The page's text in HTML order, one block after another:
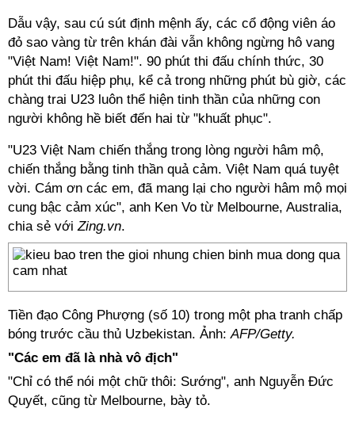
Dẫu vậy, sau cú sút định mệnh ấy, các cổ động viên áo
đỏ sao vàng từ trên khán đài vẫn không ngừng hô vang
"Việt Nam! Việt Nam!". 90 phút thi đấu chính thức, 30
phút thi đấu hiệp phụ, kể cả trong những phút bù giờ, các
chàng trai U23 luôn thể hiện tinh thần của những con
người không hề biết đến hai từ "khuất phục".
"U23 Việt Nam chiến thắng trong lòng người hâm mộ,
chiến thắng bằng tinh thần quả cảm. Việt Nam quá tuyệt
vời. Cám ơn các em, đã mang lại cho người hâm mộ mọi
cung bậc cảm xúc", anh Ken Vo từ Melbourne, Australia,
chia sẻ với Zing.vn.
Tiền đạo Công Phượng (số 10) trong một pha tranh chấp
bóng trước cầu thủ Uzbekistan. Ảnh:AFP/Getty.
"Các em đã là nhà vô địch"
"Chỉ có thể nói một chữ thôi: Sướng", anh Nguyễn Đức
Quyết, cũng từ Melbourne, bày tỏ.